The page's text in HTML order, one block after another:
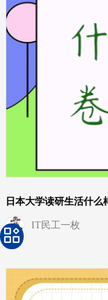
日本大学读研生活什么
IT民工一枚